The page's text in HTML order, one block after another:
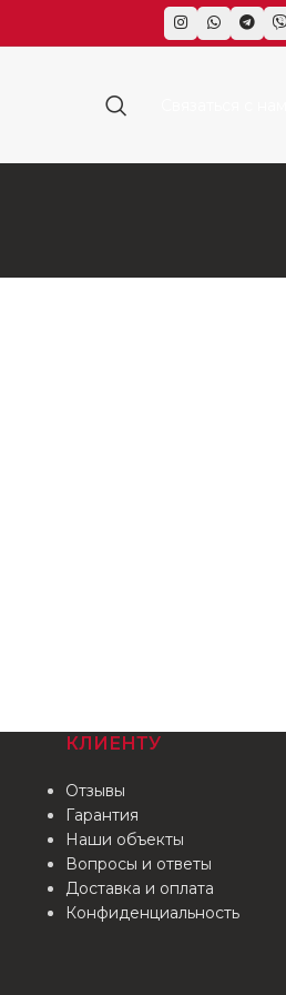
КЛИЕНТУ
Отзывы
Гарантия
Наши объекты
Вопросы и ответы
Доставка и оплата
Конфиденциальность